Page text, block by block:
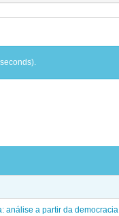
análise a partir da democracia